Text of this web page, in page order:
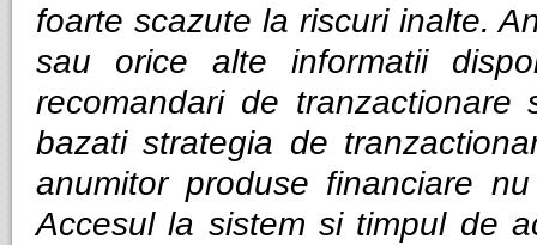
foarte scazute la riscuri inalte.
sau orice alte informatii
recomandari de
bazati strategia de
anumitor produse financiare
Accesul la sistem si timpul de